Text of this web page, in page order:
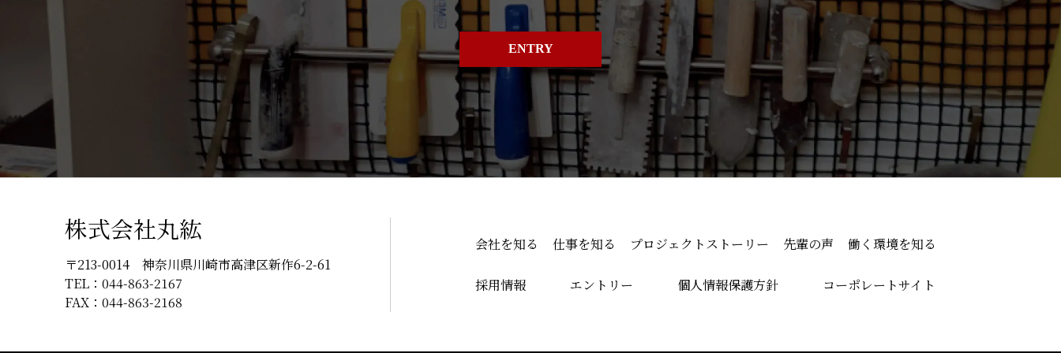
ENTRY
株式会社丸紘
〒213-0014 神奈川県川崎市高津区新作6-2-61
TEL： 044-863-2167
FAX：044-863-2168
会社を知る 仕事を知る プロジェクトストーリー 先輩の声 働く環境を知る
採用情報 エントリー 個人情報保護方針 コーポレートサイト